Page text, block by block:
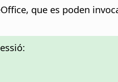
que es poden